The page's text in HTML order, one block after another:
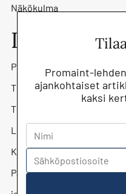
Näkökulma
Lehti
Promaint-lehti
Tilaa lehti
Tilaa uutiskirje
Lehtiarkisto
Kunnossapitoyhdistys
Päätoimittaja Jari
Promaint-
ajankohtaiset
kaksi